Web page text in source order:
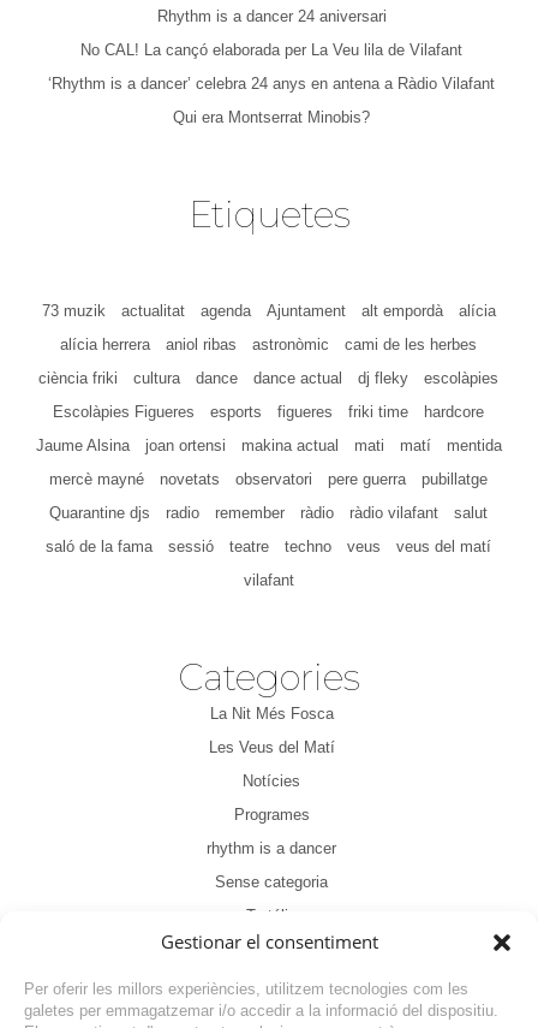
Gestionar el consentiment
Per oferir les millors experiències, utilitzem tecnologies com les
galetes per emmagatzemar i/o accedir a la informació del dispositiu.
Rhythm is a dancer 24 aniversari
No CAL! La cançó elaborada per La Veu lila de Vilafant
‘Rhythm is a dancer’ celebra 24 anys en antena a Ràdio Vilafant
Qui era Montserrat Minobis?
Etiquetes
73 muzik actualitat agenda Ajuntament alt empordà
alícia
alícia herrera
aniol ribas astronòmic
cami de les herbes
ciència friki
cultura dance dance actual dj fleky
escolàpies
Escolàpies Figueres
esports figueres friki time
hardcore
Jaume Alsina
joan ortensi makina actual mati matí
mentida
mercè mayné
novetats observatori pere guerra
pubillatge
Quarantine djs
radio remember ràdio ràdio vilafant
salut
saló de la fama
sessió teatre techno veus
veus del matí
vilafant
Categories
La Nit Més Fosca
Les Veus del Matí
Notícies
Programes
rhythm is a dancer
Sense categoria
Tertúlia